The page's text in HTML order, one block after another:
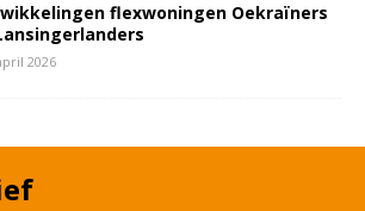
flexwoningen Oekraïners
2026